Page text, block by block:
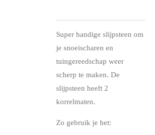
Super handige slijpsteen om
je snoeischaren en
tuingereedschap weer
scherp te maken. De
slijpsteen heeft 2
korrelmaten.
Zo gebruik je het: